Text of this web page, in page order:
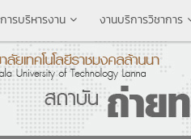
การบริหารงาน งานบริการวิชาการ